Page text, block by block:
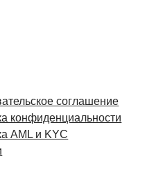
соглашение
конфиденциальности
AML и KYC